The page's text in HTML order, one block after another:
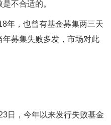
不合适的。
，也曾有基金募集两三天
募集失败多发，市场对此
，今年以来发行失败基金